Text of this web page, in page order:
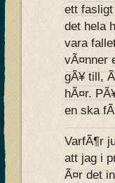
ett
det hela
vara
vÃ¤nner
gÃ¥ till,
hÃ¤r.
en ska
VarfÃ¶r
att jag i
Ã¤r det